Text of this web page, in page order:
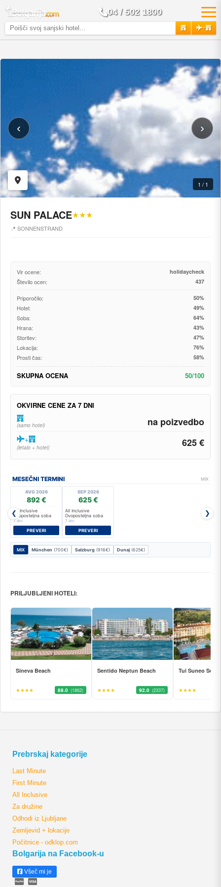
04 / 502 1800
+
‹ ›
1 / 1
SUN PALACE★★★
📍 SONNENSTRAND
Vir ocene: holidaycheck
Število ocen: 437
Priporočilo: 50%
Hotel: 49%
Soba: 64%
Hrana: 43%
Storitev: 47%
Lokacija: 76%
Prosti čas: 58%
SKUPNA OCENA 50/100
OKVIRNE CENE ZA 7 DNI
(samo hotel) na poizvedbo
+
(letalo + hotel) 625 €
MESEČNI TERMINI MIX
❮
AVG 2026
892 €
All Inclusive
Dvoposteljna soba
7 dni
PREVERI
SEP 2026
625 €
All Inclusive
Dvoposteljna soba
7 dni
PREVERI
❯
MIX München (700€) Salzburg (916€) Dunaj (625€)
PRILJUBLJENI HOTELI:
Sineva Beach
★★★★ 88.0 (1862)
Sentido Neptun Beach
★★★★ 92.0 (2337)
Tui Suneo
★★★★
Prebrskaj kategorije
Last Minute
First Minute
All Inclusive
Za družine
Odhodi iz Ljubljane
Zemljevid + lokacije
Počitnice - odklop.com
Bolgarija na Facebook-u
Všeč mi je